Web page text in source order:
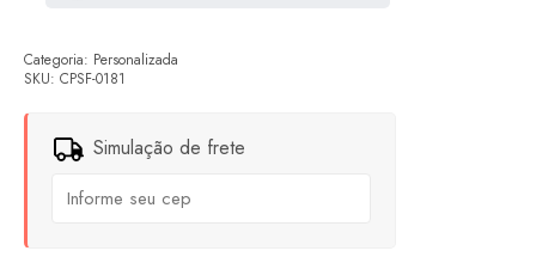
SKU: CPSF-0181
Categoria: Personalizada
Simulação de frete